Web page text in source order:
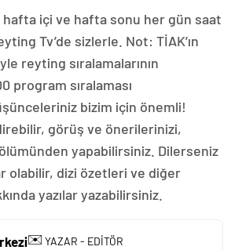
hafta içi ve hafta sonu her gün saat
Tv’de sizlerle. Not: TİAK’ın
reyting sıralamalarının
program sıralaması
bizim için önemli!
görüş ve önerilerinizi,
yapabilirsiniz. Dilerseniz
olabilir, dizi özetleri ve diğer
yazılar yazabilirsiniz.
✉️ YAZAR - EDİTÖR